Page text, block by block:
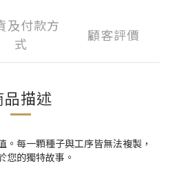
及付款方
式
顧客評價
品描述
。每一顆種子與工序皆無法複製，
您的獨特故事。